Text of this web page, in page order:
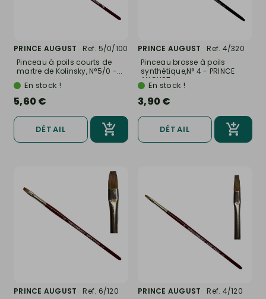
PRINCE AUGUST
Ref. 5/0/100
Pinceau à poils courts de
martre de Kolinsky, N°5/0 -...
En stock !
5,60 €
DÉTAIL
PRINCE AUGUST
Ref. 4/320
Pinceau brosse à poils
synthétique,N° 4 - PRINCE
AUGUST...
En stock !
3,90 €
DÉTAIL
PRINCE AUGUST
Ref. 6/120
PRINCE AUGUST
Ref. 4/120